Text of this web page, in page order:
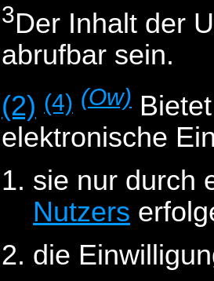
3Der Inhalt der
abrufbar sein.
(2) (4) (Ow)
elektronische
sie nur durch
Nutzers
die